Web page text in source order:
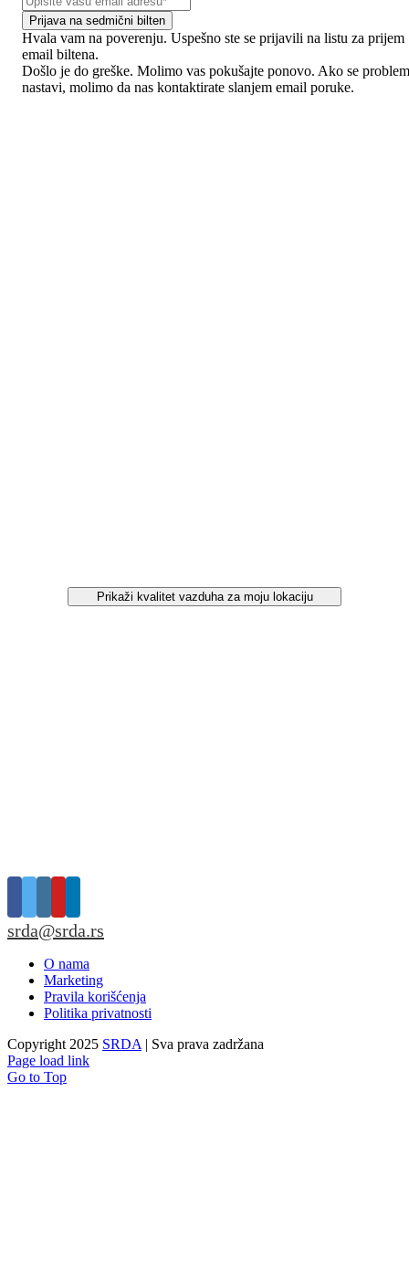
Prijava na sedmični bilten
Hvala vam na poverenju. Uspešno ste se prijavili na listu za prijem
email biltena.
Došlo je do greške. Molimo vas pokušajte ponovo. Ako se
nastavi, molimo da nas kontaktirate slanjem email poruke.
Prikaži kvalitet vazduha za moju lokaciju
srda@srda.rs
O nama
Marketing
Pravila korišćenja
Politika privatnosti
Copyright 2025 SRDA | Sva prava zadržana
Page load link
Go to Top